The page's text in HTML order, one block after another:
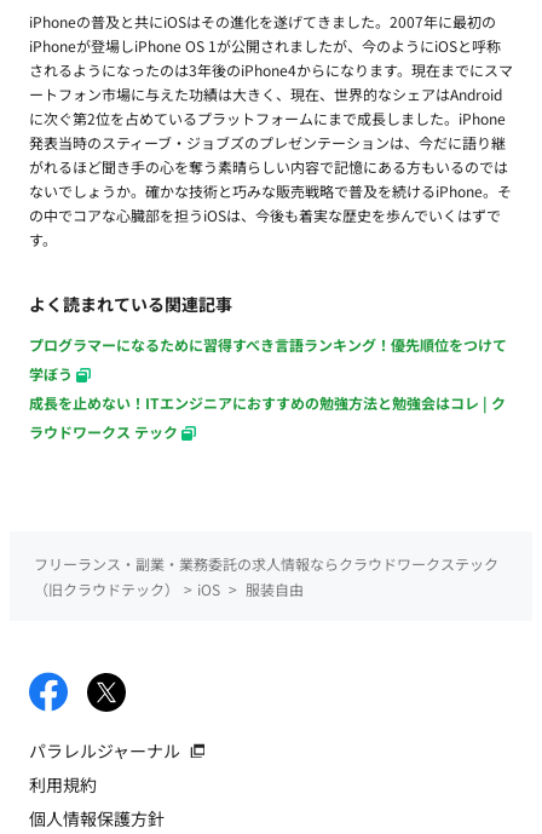
iPhoneの普及と共にiOSはその進化を遂げてきました。2007年に最初の
iPhoneが登場しiPhone OS 1が公開されましたが、今のようにiOSと呼称
されるようになったのは3年後のiPhone4からになります。現在までにスマ
ートフォン市場に与えた功績は大きく、現在、世界的なシェアはAndroid
に次ぐ第2位を占めているプラットフォームにまで成長しました。iPhone
発表当時のスティーブ・ジョブズのプレゼンテーションは、今だに語り継
がれるほど聞き手の心を奪う素晴らしい内容で記憶にある方もいるのでは
ないでしょうか。確かな技術と巧みな販売戦略で普及を続けるiPhone。そ
の中でコアな心臓部を担うiOSは、今後も着実な歴史を歩んでいくはずで
す。
よく読まれている関連記事
プログラマーになるために習得すべき言語ランキング！優先順位をつけて
学ぼう
成長を止めない！ITエンジニアにおすすめの勉強方法と勉強会はコレ | ク
ラウドワークス テック
フリーランス・副業・業務委託の求人情報ならクラウドワークステック
（旧クラウドテック）
> iOS > 服装自由
パラレルジャーナル
利用規約
個人情報保護方針